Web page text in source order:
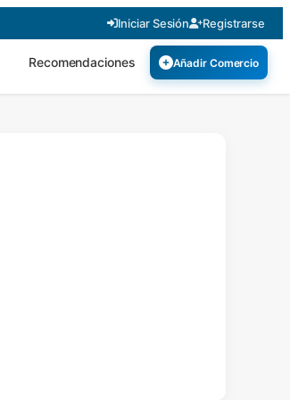
Iniciar Sesión Registrarse
Recomendaciones Añadir Comercio